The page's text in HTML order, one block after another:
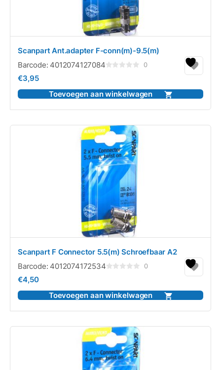
Scanpart Ant.adapter F-conn(m)-9.5(m)
Barcode: 4012074127084
5
0
€3,95
Toevoegen aan winkelwagen
Scanpart F Connector 5.5(m) Schroefbaar A2
Barcode: 4012074172534
5
0
€4,50
Toevoegen aan winkelwagen